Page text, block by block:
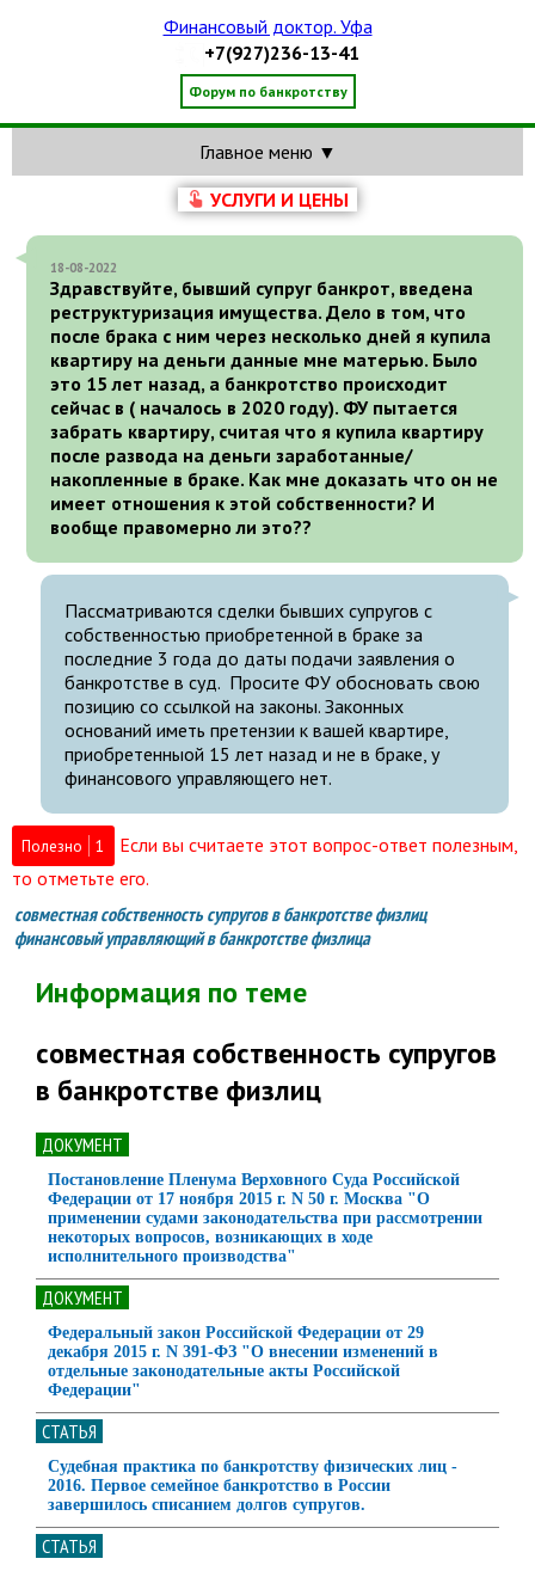
Финансовый доктор. Уфа
+7(927)236-13-41
Форум по банкротству
Главное меню ▼
УСЛУГИ И ЦЕНЫ
18-08-2022
Здравствуйте, бывший супруг банкрот, введена
реструктуризация имущества. Дело в том, что
после брака с ним через несколько дней я купила
квартиру на деньги данные мне матерью. Было
это 15 лет назад, а банкротство происходит
сейчас в ( началось в 2020 году). ФУ пытается
забрать квартиру, считая что я купила квартиру
после развода на деньги заработанные/
накопленные в браке. Как мне доказать что он не
имеет отношения к этой собственности? И
вообще правомерно ли это??
Пассматриваются сделки бывших супругов с
собственностью приобретенной в браке за
последние 3 года до даты подачи заявления о
банкротстве в суд. Просите ФУ обосновать свою
позицию со ссылкой на законы. Законных
оснований иметь претензии к вашей квартире,
приобретенныой 15 лет назад и не в браке, у
финансового управляющего нет.
Полезно 1
Если вы считаете этот вопрос-ответ полезным,
то отметьте его.
совместная собственность супругов в банкротстве физлиц
финансовый управляющий в банкротстве физлица
Информация по теме
совместная собственность супругов
в банкротстве физлиц
ДОКУМЕНТ
Постановление Пленума Верховного Суда Российской
Федерации от 17 ноября 2015 г. N 50 г. Москва "О
применении судами законодательства при рассмотрении
некоторых вопросов, возникающих в ходе
исполнительного производства"
ДОКУМЕНТ
Федеральный закон Российской Федерации от 29
декабря 2015 г. N 391-ФЗ "О внесении изменений в
отдельные законодательные акты Российской
Федерации"
СТАТЬЯ
Судебная практика по банкротству физических лиц -
2016. Первое семейное банкротство в России
завершилось списанием долгов супругов.
СТАТЬЯ